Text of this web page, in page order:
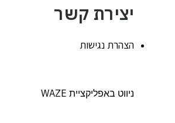
יצירת קשר
הצהרת נגישות
ניווט באפליקציית WAZE